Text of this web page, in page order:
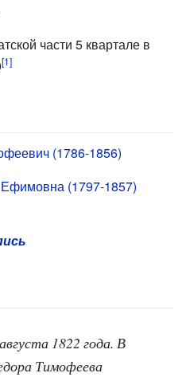
части 5 квартале в
[1]
(1786-1856)
(1797-1857)
1822 года. В
Тимофеева